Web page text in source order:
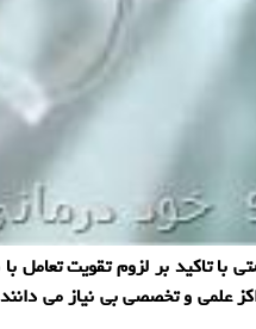
تاكید بر لزوم تقویت
و تخصصی بی نیاز می